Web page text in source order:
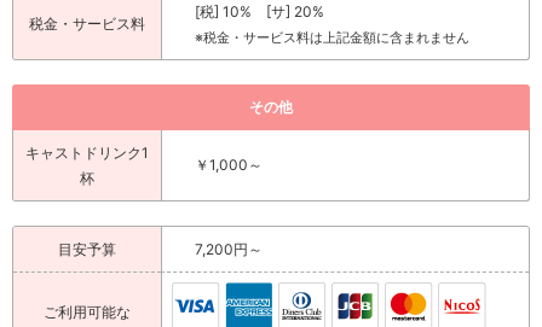
税金・サービス料
[税] 10% [サ] 20%
※税金・サービス料は上記金額に含まれません
その他
キャストドリンク1
杯
￥1,000～
目安予算 7,200円～
ご利用可能な